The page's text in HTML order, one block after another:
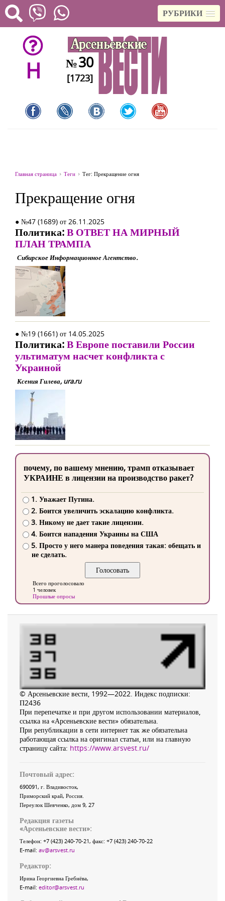
РУБРИКИ
H №30
[1723]
Главная страница Теги Тег: Прекращение огня
Прекращение огня
● №47 (1689) от 26.11.2025
Политика:В ОТВЕТ НА МИРНЫЙ
ПЛАН ТРАМПА
Сибирское Информационное Агентство.
● №19 (1661) от 14.05.2025
Политика:В Европе поставили России
ультиматум насчет конфликта с
Украиной
Ксения Гилева, ura.ru
почему, по вашему мнению, трамп отказывает
УКРАИНЕ в лицензии на производство ракет?
1. Уважает Путина.
2. Боится увеличить эскалацию конфликта.
3. Никому не дает такие лицензии.
4. Боится нападения Украины на США
5. Просто у него манера поведения такая: обещать и
не сделать.
Всего проголосовало
1 человек
Прошлые опросы
© Арсеньевские вести, 1992—2022. Индекс подписки:
П2436
При перепечатке и при другом использовании материалов,
ссылка на «Арсеньевские вести» обязательна.
При републикации в сети интернет так же обязательна
работающая ссылка на оригинал статьи, или на главную
страницу сайта: https://www.arsvest.ru/
Почтовый адрес:
690091, г. Владивосток,
Приморский край, Россия
Переулок Шевченко, дом 9, 27
Редакция газеты
«Арсеньевские вести»:
Телефон: +7 (423) 240-70-21, факс: +7 (423) 240-70-22
E-mail: av@arsvest.ru
Редактор:
Ирина Георгиевна Гребнёва,
E-mail: editor@arsvest.ru